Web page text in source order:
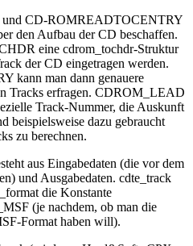
CD-ROMREADTOCENTRY
den Aufbau der CD beschaffen.
eine cdrom_tochdr-Struktur
der CD eingetragen werden.
kann man dann genauere
Tracks erfragen. CDROM_LEAD
Track-Nummer, die Auskunft
beispielsweise dazu gebraucht
zu berechnen.
aus Eingabedaten (die vor dem
und Ausgabedaten. cdte_track
die Konstante
(je nachdem, ob man die
Format haben will).